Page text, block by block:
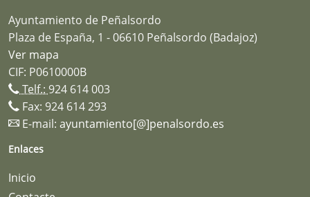
Ayuntamiento de Peñalsordo
Plaza de España, 1 - 06610 Peñalsordo (Badajoz)
Ver mapa
CIF: P0610000B
Telf.: 924 614 003
Fax: 924 614 293
E-mail: ayuntamiento[@]penalsordo.es
Enlaces
Inicio